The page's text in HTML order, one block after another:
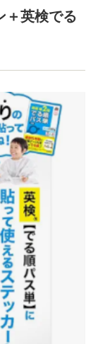
＋英検でる